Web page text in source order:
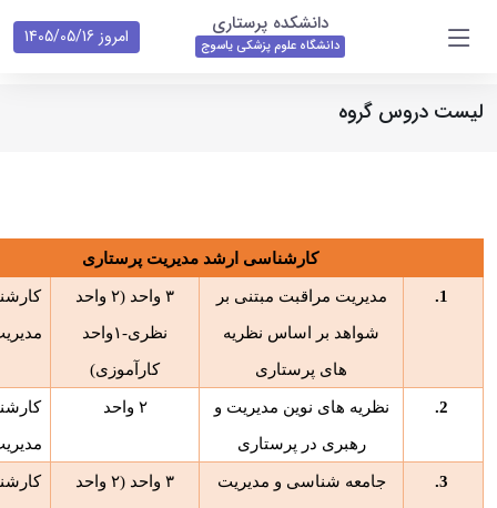
دانشکده پرستاری
دانشگاه علوم پزشکی یاسوج امروز 1405/05/16
لیست دروس گروه
کارشناسی ارشد مدیریت پرستاری
1. مدیریت مراقبت مبتنی بر
شواهد بر اساس نظریه
های پرستاری
۳ واحد (۲ واحد
نظری-۱واحد
کارآموزی)
2. نظریه های نوین مدیریت و
رهبری در پرستاری
۲ واحد
3. جامعه شناسی و مدیریت ۳ واحد (۲ واحد